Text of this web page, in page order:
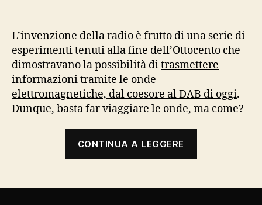
L’invenzione della radio è frutto di una serie di
esperimenti tenuti alla fine dell’Ottocento che
dimostravano la possibilità ditrasmettere
informazioni tramite le onde
elettromagnetiche, dal coesore al DAB di oggi.
Dunque, basta far viaggiare le onde, ma come?
CONTINUA A LEGGERE